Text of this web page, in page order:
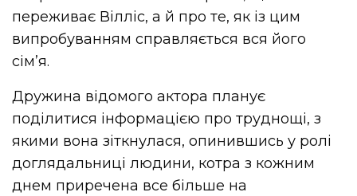
переживає Вілліс, а й про те, як із цим
випробуванням справляється вся його
сім’я.
Дружина відомого актора планує
поділитися інформацією про труднощі, з
якими вона зіткнулася, опинившись у ролі
доглядальниці людини, котра з кожним
днем приречена все більше на